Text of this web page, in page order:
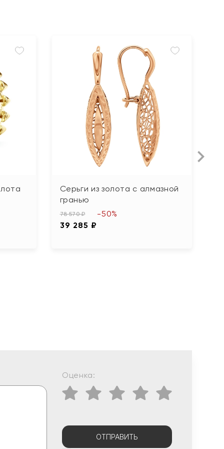
Серьги из золота с алмазной
гранью
78 570 ₽
39 285 ₽
-50%
Оценка:
ОТПРАВИТЬ